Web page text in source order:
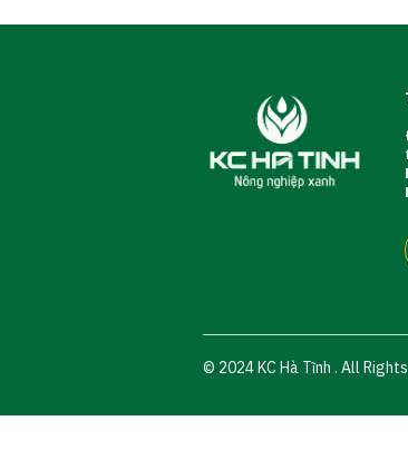
© 2024 KC Hà Tĩnh . All